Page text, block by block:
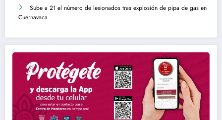
Sube a 21 el número de lesionados tras explosión de pipa de gas en
Cuernavaca